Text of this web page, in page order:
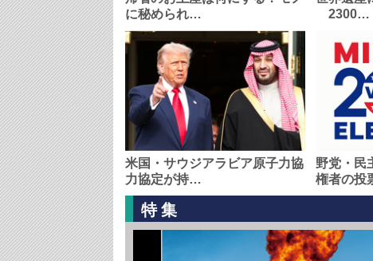
に秘められ…
2300…
米国・サウジアラビア原子力協
力協定が持…
野党・民
権者の投
特集